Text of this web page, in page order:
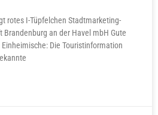
rotes I-Tüpfelchen Stadtmarketing-
Brandenburg an der Havel mbH Gute
Die Touristinformation